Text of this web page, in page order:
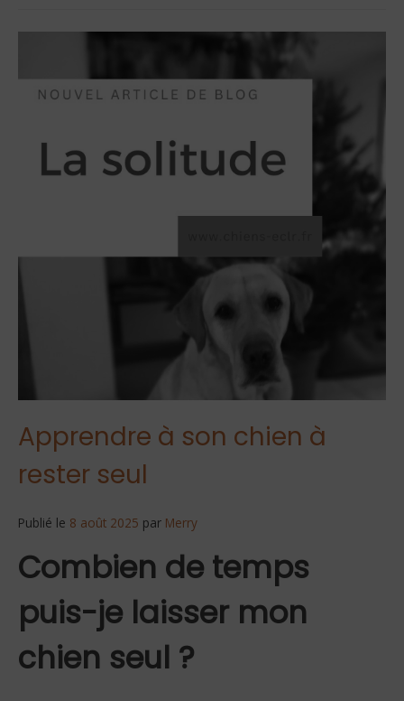
Apprendre à son chien à
rester seul
Publié le 8 août 2025 par Merry
Combien de temps
puis-je laisser mon
chien seul ?